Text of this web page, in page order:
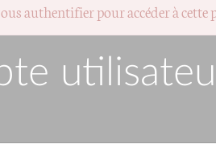
authentifier pour accéder à cette